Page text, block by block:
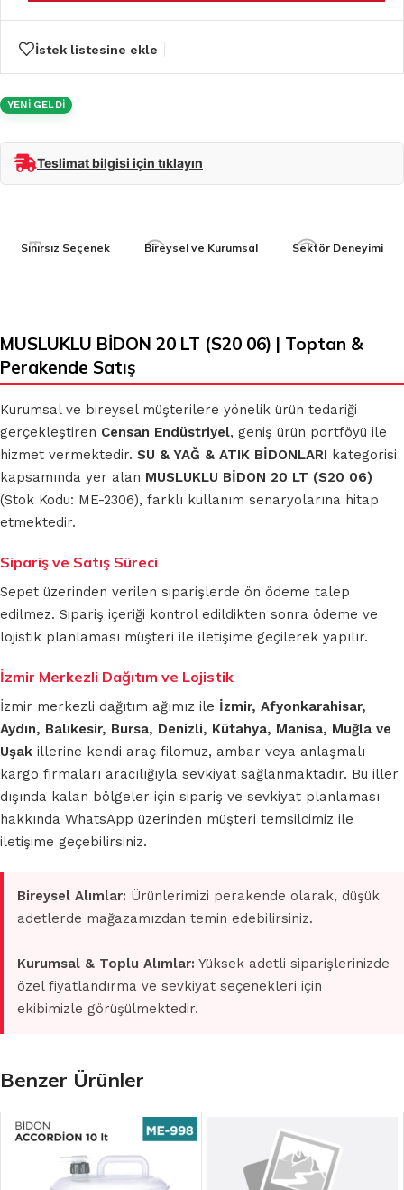
İstek listesine ekle
YENİ GELDİ
Teslimat bilgisi için tıklayın
Sınırsız Seçenek Bireysel ve Kurumsal Sektör Deneyimi
MUSLUKLU BİDON 20 LT (S20 06) | Toptan &
Perakende Satış
Kurumsal ve bireysel müşterilere yönelik ürün tedariği
gerçekleştiren Censan Endüstriyel, geniş ürün portföyü ile
hizmet vermektedir. SU & YAĞ & ATIK BİDONLARI kategorisi
kapsamında yer alan MUSLUKLU BİDON 20 LT (S20 06)
(Stok Kodu: ME-2306), farklı kullanım senaryolarına hitap
etmektedir.
Sipariş ve Satış Süreci
Sepet üzerinden verilen siparişlerde ön ödeme talep
edilmez. Sipariş içeriği kontrol edildikten sonra ödeme ve
lojistik planlaması müşteri ile iletişime geçilerek yapılır.
İzmir Merkezli Dağıtım ve Lojistik
İzmir merkezli dağıtım ağımız ile İzmir, Afyonkarahisar,
Aydın, Balıkesir, Bursa, Denizli, Kütahya, Manisa, Muğla ve
Uşak illerine kendi araç filomuz, ambar veya anlaşmalı
kargo firmaları aracılığıyla sevkiyat sağlanmaktadır. Bu iller
dışında kalan bölgeler için sipariş ve sevkiyat planlaması
hakkında WhatsApp üzerinden müşteri temsilcimiz ile
iletişime geçebilirsiniz.
Bireysel Alımlar: Ürünlerimizi perakende olarak, düşük
adetlerde mağazamızdan temin edebilirsiniz.
Kurumsal & Toplu Alımlar: Yüksek adetli siparişlerinizde
özel fiyatlandırma ve sevkiyat seçenekleri için
ekibimizle görüşülmektedir.
Benzer Ürünler